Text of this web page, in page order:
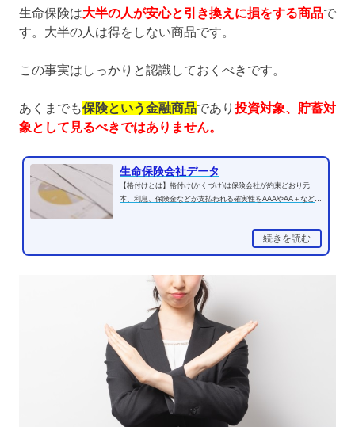
生命保険は大半の人が安心と引き換えに損をする商品で
す。大半の人は得をしない商品です。
この事実はしっかりと認識しておくべきです。
あくまでも保険という金融商品であり投資対象、貯蓄対
象として見るべきではありません。
生命保険会社データ
【格付けとは】格付け(かくづけ)は保険会社が約束どおり元
本、利息、保険金などが支払われる確実性をAAAやAA＋などの
続きを読む